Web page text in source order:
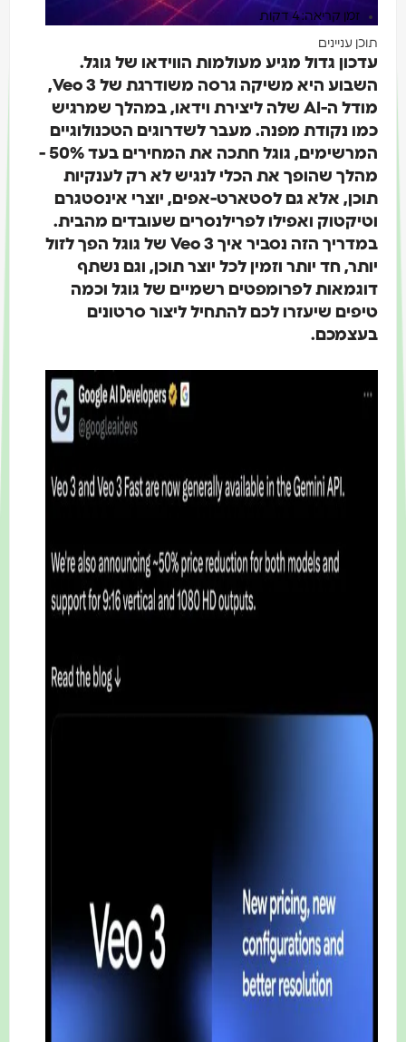
זמן קריאה: 4 דקות
עניינים
גדול מגיע מעולמות הווידאו של גוגל.
השבוע היא משיקה גרסה משודרגת של Veo 3,
מודל ה-AI שלה ליצירת וידאו, במהלך שמרגיש
נקודת מפנה. מעבר לשדרוגים הטכנולוגיים
המרשימים, גוגל חתכה את המחירים בעד 50% -
שהופך את הכלי לנגיש לא רק לענקיות
אלא גם לסטארט-אפים, יוצרי אינסטגרם
ואפילו לפרילנסרים שעובדים מהבית.
במדריך הזה נסביר איך Veo 3 של גוגל הפך לזול
חד יותר וזמין לכל יוצר תוכן, וגם נשתף
לפרומפטים רשמיים של גוגל וכמה
שיעזרו לכם להתחיל ליצור סרטונים